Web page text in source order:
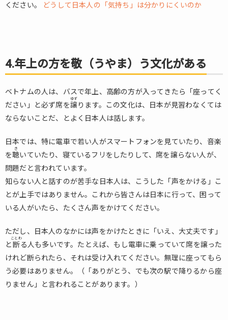
7.
ピタ
リテ
すご
い
8.
ト
料
理
は
お
く
て、
安
い
9.
ください。
どうして日本人の「気持ち」は分かりにくいのか
4.年上の方を敬（うやま）う文化がある
ベトナムの人は、バスで年上、高齢の方が入ってきたら「座ってく
ださい」と必ず席を譲
ゆず
ります。この文化は、日本が見習わなくては
ならないことだ、とよく日本人は話します。
日本では、特に電車で若い人がスマートフォンを見ていたり、音楽
を聴
き
いていたり、寝ているフリをしたりして、席を譲らない人が、
問題だと言われています。
知らない人と話すのが苦手な日本人は、こうした「声をかける」こ
とが上手ではありません。これから皆さんは日本に行って、困って
いる人がいたら、たくさん声をかけてください。
ただし、日本人のなかには声をかけたときに「いえ、大丈夫です」
と 断
ことわ
る人も多いです。たとえば、もし電車に乗っていて席を譲った
けれど断られたら、それは受け入れてください。無理に座ってもら
う必要はありません。（「ありがとう、でも次の駅で降りるから座
りません」と言われることがあります。）